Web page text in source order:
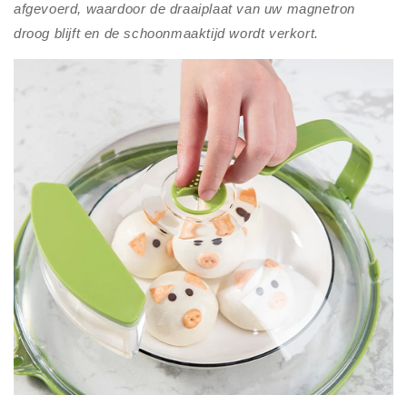
afgevoerd, waardoor de draaiplaat van uw magnetron
droog blijft en de schoonmaaktijd wordt verkort.